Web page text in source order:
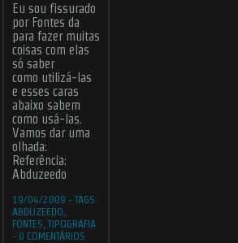
Eu sou fissurado
por Fontes da
para fazer muitas
coisas com elas
só saber
como utilizá-las
e esses caras
abaixo sabem
como usá-las.
Vamos dar uma
olhada:
Referência:
Abduzeedo
19/04/2009 - TAGS:
ABDUZEEDO
FONTES TIPOGRAFIA
- 0 COMENTÁRIOS